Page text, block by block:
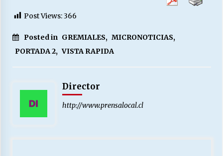
Post Views:366
Posted in GREMIALES, MICRONOTICIAS,
PORTADA 2, VISTA RAPIDA
Director
http://www.prensalocal.cl